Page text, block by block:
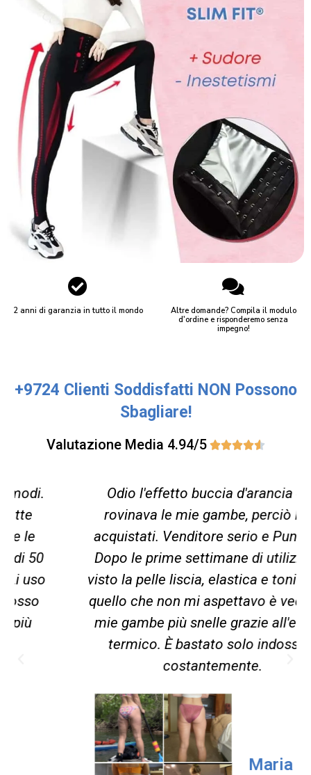
2 anni di garanzia in tutto il mondo
Altre domande? Compila il modulo
d'ordine e risponderemo senza
impegno!
+9724 Clienti Soddisfatti NON Possono
Sbagliare!​
Valutazione Media 4.94/5 
Odio l'effetto buccia d'arancia che
rovinava le mie gambe, perciò li ho
acquistati. Venditore serio e Puntuale.
Dopo le prime settimane di utilizzo ho
visto la pelle liscia, elastica e tonica, ma
quello che non mi aspettavo è vedere le
mie gambe più snelle grazie all'effetto
termico. È bastato solo indossarli
costantemente.
Maria Galli